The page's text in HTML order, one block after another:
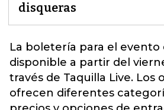
disqueras
La boletería para el evento
disponible a partir del
través de Taquilla Live. Los
ofrecen diferentes